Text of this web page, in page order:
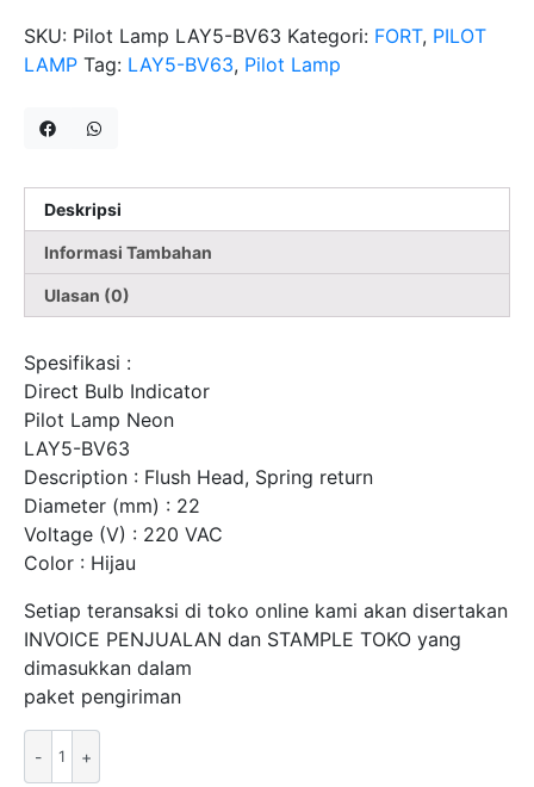
indikator
Merah
Hijau
SKU: Pilot Lamp LAY5-BV63 Kategori: FORT, PILOT
LAMP Tag: LAY5-BV63, Pilot Lamp
Deskripsi
Informasi Tambahan
Ulasan (0)
Spesifikasi :
Direct Bulb Indicator
Pilot Lamp Neon
LAY5-BV63
Description : Flush Head, Spring return
Diameter (mm) : 22
Voltage (V) : 220 VAC
Color : Hijau
Setiap teransaksi di toko online kami akan disertakan
INVOICE PENJUALAN dan STAMPLE TOKO yang
dimasukkan dalam
paket pengiriman